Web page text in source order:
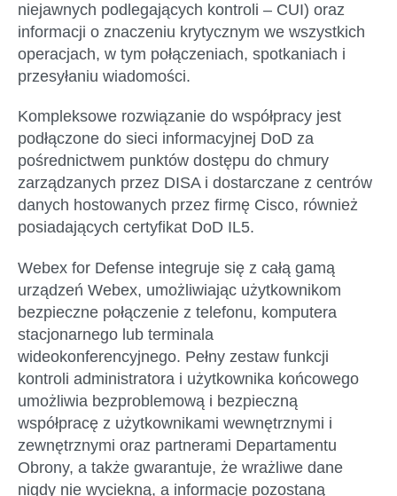
niejawnych podlegających kontroli – CUI) oraz
informacji o znaczeniu krytycznym we wszystkich
operacjach, w tym połączeniach, spotkaniach i
przesyłaniu wiadomości.
Kompleksowe rozwiązanie do współpracy jest
podłączone do sieci informacyjnej DoD za
pośrednictwem punktów dostępu do chmury
zarządzanych przez DISA i dostarczane z centrów
danych hostowanych przez firmę Cisco, również
posiadających certyfikat DoD IL5.
Webex for Defense integruje się z całą gamą
urządzeń Webex, umożliwiając użytkownikom
bezpieczne połączenie z telefonu, komputera
stacjonarnego lub terminala
wideokonferencyjnego. Pełny zestaw funkcji
kontroli administratora i użytkownika końcowego
umożliwia bezproblemową i bezpieczną
współpracę z użytkownikami wewnętrznymi i
zewnętrznymi oraz partnerami Departamentu
Obrony, a także gwarantuje, że wrażliwe dane
nigdy nie wyciekną, a informacje pozostaną